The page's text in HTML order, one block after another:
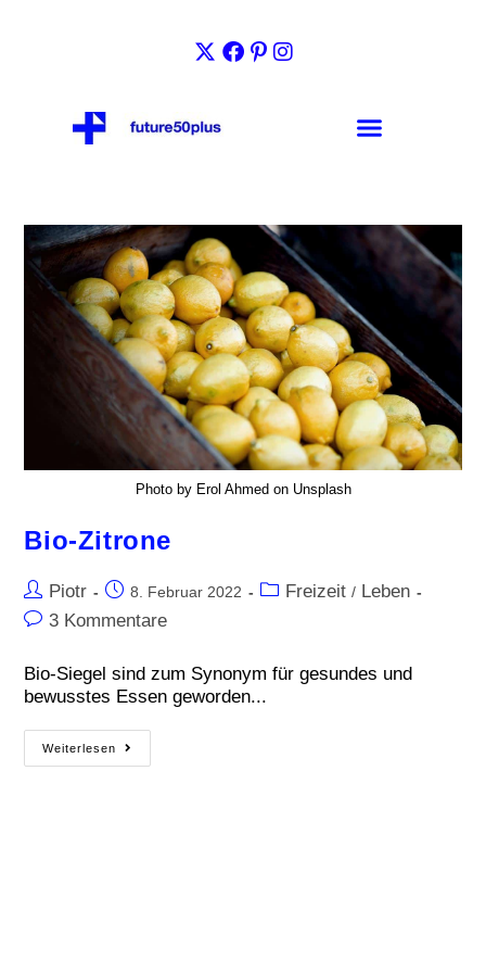
Photo by Erol Ahmed on Unsplash
Bio-Zitrone
Piotr 8. Februar 2022 Freizeit / Leben
3 Kommentare
Bio-Siegel sind zum Synonym für gesundes und
bewusstes Essen geworden...
Weiterlesen